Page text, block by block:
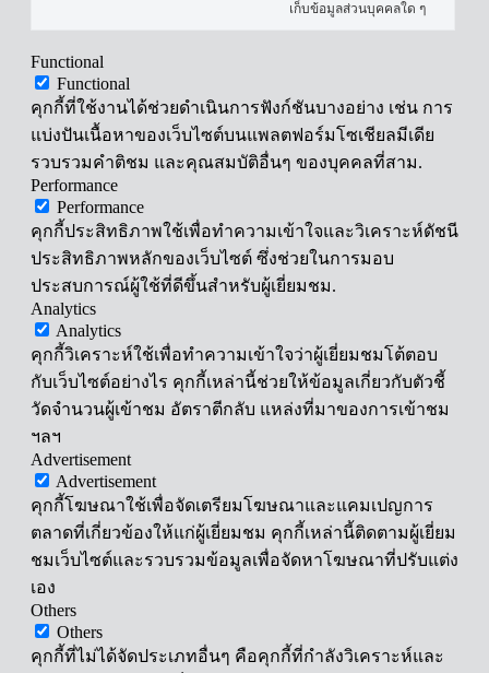
เก็บข้อมูลส่วนบุคคลใด ๆ
Functional
Functional
คุกกี้ที่ใช้งานได้ช่วยดำเนินการฟังก์ชันบางอย่าง เช่น การ
แบ่งปันเนื้อหาของเว็บไซต์บนแพลตฟอร์มโซเชียลมีเดีย
รวบรวมคำติชม และคุณสมบัติอื่นๆ ของบุคคลที่สาม.
Performance
Performance
คุกกี้ประสิทธิภาพใช้เพื่อทำความเข้าใจและวิเคราะห์ดัชนี
ประสิทธิภาพหลักของเว็บไซต์ ซึ่งช่วยในการมอบ
ประสบการณ์ผู้ใช้ที่ดีขึ้นสำหรับผู้เยี่ยมชม.
Analytics
Analytics
คุกกี้วิเคราะห์ใช้เพื่อทำความเข้าใจว่าผู้เยี่ยมชมโต้ตอบ
กับเว็บไซต์อย่างไร คุกกี้เหล่านี้ช่วยให้ข้อมูลเกี่ยวกับตัวชี้
วัดจำนวนผู้เข้าชม อัตราตีกลับ แหล่งที่มาของการเข้าชม
ฯลฯ
Advertisement
Advertisement
คุกกี้โฆษณาใช้เพื่อจัดเตรียมโฆษณาและแคมเปญการ
ตลาดที่เกี่ยวข้องให้แก่ผู้เยี่ยมชม คุกกี้เหล่านี้ติดตามผู้เยี่ยม
ชมเว็บไซต์และรวบรวมข้อมูลเพื่อจัดหาโฆษณาที่ปรับแต่ง
เอง
Others
Others
คุกกี้ที่ไม่ได้จัดประเภทอื่นๆ คือคุกกี้ที่กำลังวิเคราะห์และ